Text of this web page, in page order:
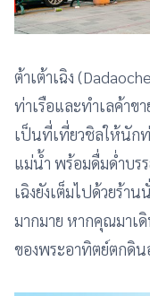
ต้าเต้าเฉิง
ท่าเรือและทำเลค้าข
เป็นที่เที่ยวชิลให้นัก
แม่น้ำ พร้อมดื่มด่ำบร
เฉิงยังเต็มไปด้วยร้า
มากมาย หากคุณมาเ
ของพระอาทิตย์ตกดิน